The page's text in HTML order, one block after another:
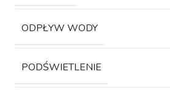
ODPŁYW WODY
PODŚWIETLENIE